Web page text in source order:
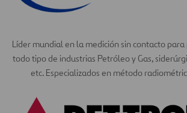
Líder mundial en la medición sin contacto para
todo tipo de industrias Petróleo y Gas,
etc. Especializados en método